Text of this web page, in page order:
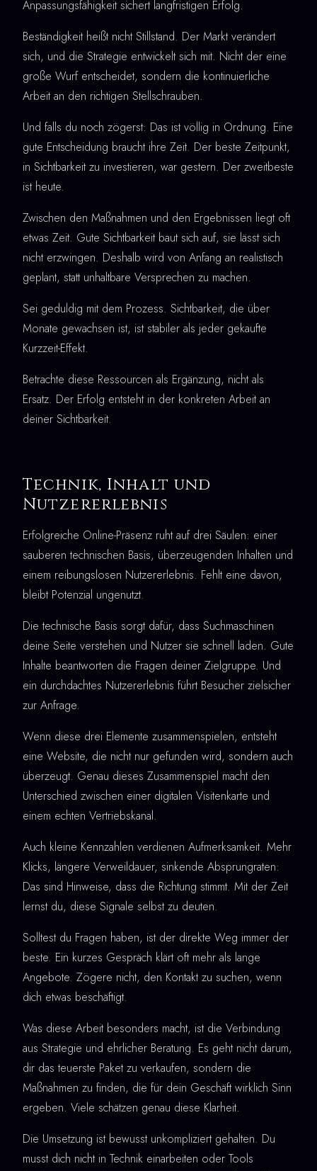
Anpassungsfähigkeit sichert langfristigen Erfolg.
Beständigkeit heißt nicht Stillstand. Der Markt verändert
sich, und die Strategie entwickelt sich mit. Nicht der eine
große Wurf entscheidet, sondern die kontinuierliche
Arbeit an den richtigen Stellschrauben.
Und falls du noch zögerst: Das ist völlig in Ordnung. Eine
gute Entscheidung braucht ihre Zeit. Der beste Zeitpunkt,
in Sichtbarkeit zu investieren, war gestern. Der zweitbeste
ist heute.
Zwischen den Maßnahmen und den Ergebnissen liegt oft
etwas Zeit. Gute Sichtbarkeit baut sich auf, sie lässt sich
nicht erzwingen. Deshalb wird von Anfang an realistisch
geplant, statt unhaltbare Versprechen zu machen.
Sei geduldig mit dem Prozess. Sichtbarkeit, die über
Monate gewachsen ist, ist stabiler als jeder gekaufte
Kurzzeit-Effekt.
Betrachte diese Ressourcen als Ergänzung, nicht als
Ersatz. Der Erfolg entsteht in der konkreten Arbeit an
deiner Sichtbarkeit.
Technik, Inhalt und
Nutzererlebnis
Erfolgreiche Online-Präsenz ruht auf drei Säulen: einer
sauberen technischen Basis, überzeugenden Inhalten und
einem reibungslosen Nutzererlebnis. Fehlt eine davon,
bleibt Potenzial ungenutzt.
Die technische Basis sorgt dafür, dass Suchmaschinen
deine Seite verstehen und Nutzer sie schnell laden. Gute
Inhalte beantworten die Fragen deiner Zielgruppe. Und
ein durchdachtes Nutzererlebnis führt Besucher zielsicher
zur Anfrage.
Wenn diese drei Elemente zusammenspielen, entsteht
eine Website, die nicht nur gefunden wird, sondern auch
überzeugt. Genau dieses Zusammenspiel macht den
Unterschied zwischen einer digitalen Visitenkarte und
einem echten Vertriebskanal.
Auch kleine Kennzahlen verdienen Aufmerksamkeit. Mehr
Klicks, längere Verweildauer, sinkende Absprungraten:
Das sind Hinweise, dass die Richtung stimmt. Mit der Zeit
lernst du, diese Signale selbst zu deuten.
Solltest du Fragen haben, ist der direkte Weg immer der
beste. Ein kurzes Gespräch klärt oft mehr als lange
Angebote. Zögere nicht, den Kontakt zu suchen, wenn
dich etwas beschäftigt.
Was diese Arbeit besonders macht, ist die Verbindung
aus Strategie und ehrlicher Beratung. Es geht nicht darum,
dir das teuerste Paket zu verkaufen, sondern die
Maßnahmen zu finden, die für dein Geschäft wirklich Sinn
ergeben. Viele schätzen genau diese Klarheit.
Die Umsetzung ist bewusst unkompliziert gehalten. Du
musst dich nicht in Technik einarbeiten oder Tools